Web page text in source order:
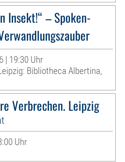
Insekt!“ – Spoken-
| 19:30 Uhr
Bibliotheca Albertina,
Verbrechen. Leipzig
Uhr